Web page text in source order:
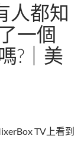
人都知
一個
?｜美
TV上看到